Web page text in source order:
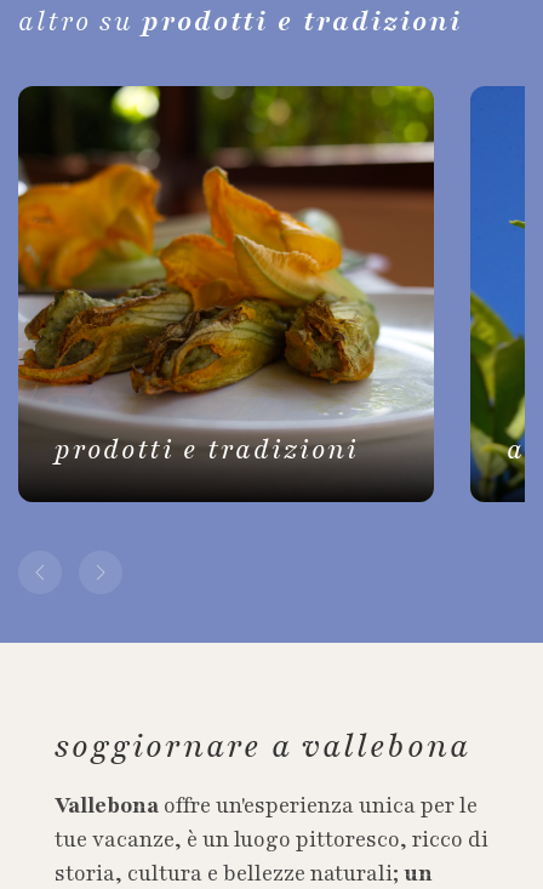
altro su prodotti e tradizioni
prodotti e tradizioni
soggiornare a vallebona
Vallebona offre un'esperienza unica per le
tue vacanze, è un luogo pittoresco, ricco di
storia, cultura e bellezze naturali; un